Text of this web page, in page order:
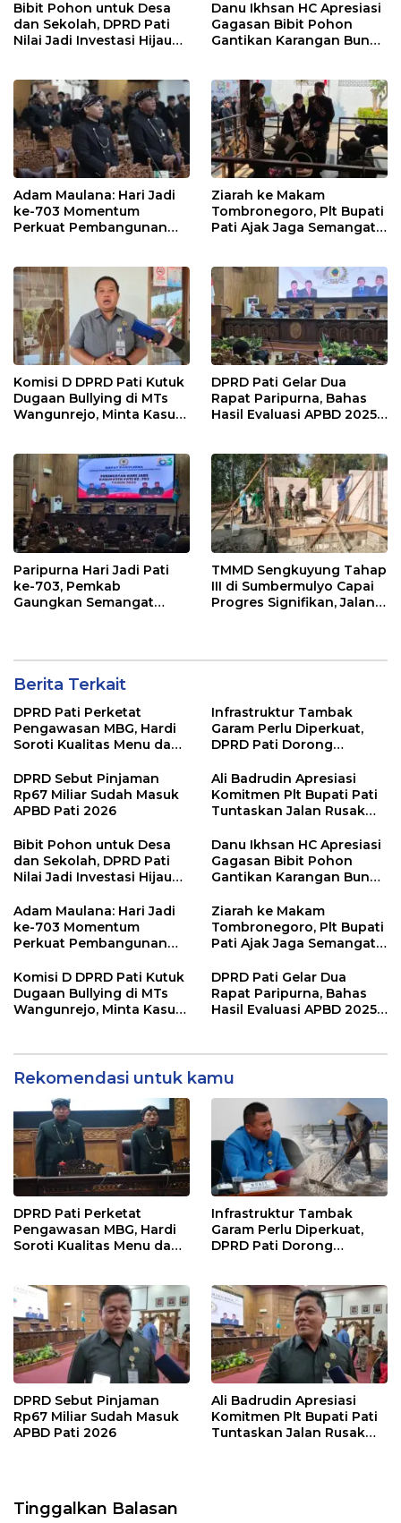
Bibit Pohon untuk Desa
dan Sekolah, DPRD Pati
Nilai Jadi Investasi Hijau
Danu Ikhsan HC Apresiasi
Gagasan Bibit Pohon
Gantikan Karangan Bunga
Adam Maulana: Hari Jadi
ke-703 Momentum
Perkuat Pembangunan
Ziarah ke Makam
Tombronegoro, Plt Bupati
Pati Ajak Jaga Semangat
Berkualitas
Komisi D DPRD Pati Kutuk
Dugaan Bullying di MTs
Wangunrejo, Minta Kasus
DPRD Pati Gelar Dua
Rapat Paripurna, Bahas
Hasil Evaluasi APBD 2025
Paripurna Hari Jadi Pati
ke-703, Pemkab
Gaungkan Semangat
TMMD Sengkuyung Tahap
III di Sumbermulyo Capai
Progres Signifikan, Jalan
Berita Terkait
DPRD Pati Perketat
Pengawasan MBG, Hardi
Soroti Kualitas Menu dan
Infrastruktur Tambak
Garam Perlu Diperkuat,
DPRD Pati Dorong
Dukungan Lebih Serius
DPRD Sebut Pinjaman
Rp67 Miliar Sudah Masuk
APBD Pati 2026
Ali Badrudin Apresiasi
Komitmen Plt Bupati Pati
Tuntaskan Jalan Rusak
Bibit Pohon untuk Desa
dan Sekolah, DPRD Pati
Nilai Jadi Investasi Hijau
Danu Ikhsan HC Apresiasi
Gagasan Bibit Pohon
Gantikan Karangan Bunga
Adam Maulana: Hari Jadi
ke-703 Momentum
Perkuat Pembangunan
Masyarakat Pati
Ziarah ke Makam
Tombronegoro, Plt Bupati
Pati Ajak Jaga Semangat
Pelayanan Publik
Berkualitas
Komisi D DPRD Pati Kutuk
Dugaan Bullying di MTs
Wangunrejo, Minta Kasus
DPRD Pati Gelar Dua
Rapat Paripurna, Bahas
Hasil Evaluasi APBD 2025
Rekomendasi untuk kamu
DPRD Pati Perketat
Pengawasan MBG, Hardi
Soroti Kualitas Menu dan
Infrastruktur Tambak
Garam Perlu Diperkuat,
DPRD Pati Dorong
DPRD Sebut Pinjaman
Rp67 Miliar Sudah Masuk
APBD Pati 2026
Ali Badrudin Apresiasi
Komitmen Plt Bupati Pati
Tuntaskan Jalan Rusak
Tinggalkan Balasan